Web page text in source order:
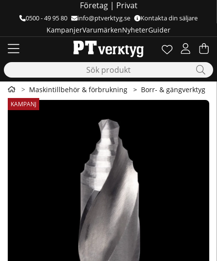
Företag| Privat
0500 - 49 95 80 info@ptverktyg.se Kontakta din säljare
Önskelista
Antal i
. .
KampanjerVarumärkenNyheterGuider
Maskintillbehör & förbrukning Borr- & gängverktyg
KAMPANJ
Produktbilder Borrsats Flowstep 25delar 1-13mm Co5 NA!T